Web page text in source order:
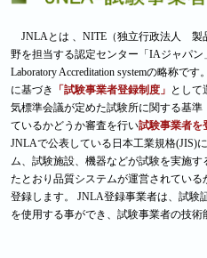
JNLAとは 、NITE（独立行政法人 製
野を担当する認定センター「IAジャパン
Laboratory Accreditation systemの略称で
に基づき
「試験事業者登録制度」 として
気標準会議が定めた試験所に関する基準
ているかどうか審査を行い試験事業者を
JNLAで公表している日本工業規格(JIS)
ム、試験施設、機器などが試験を実施
たとおり品質システムが運営されている
登録します。 JNLA登録事業者は、試験
を使用する事ができ、試験事業者の技術